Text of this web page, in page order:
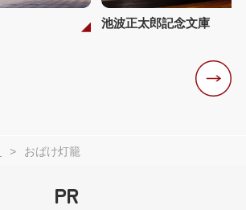
池波正太郎記念文庫
おばけ灯籠
PR